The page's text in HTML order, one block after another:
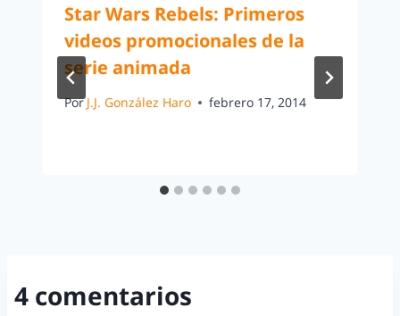
Star Wars Rebels: Primeros
videos promocionales de la
serie animada
Por J.J. González Haro febrero 17, 2014
4 comentarios